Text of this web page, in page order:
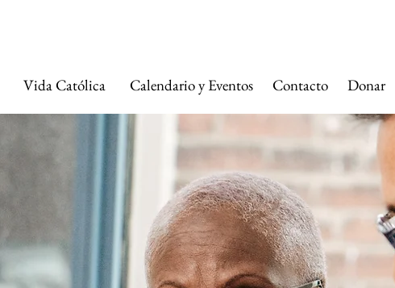
Vida Católica Calendario y Eventos Contacto Donar